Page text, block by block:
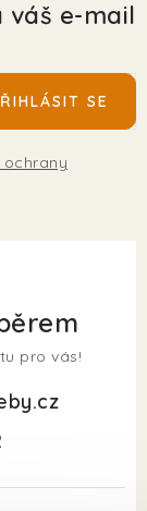
e-mail
SE
pro vás!